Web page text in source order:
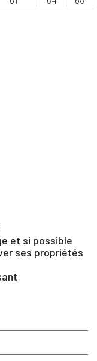
et si possible
ses propriétés